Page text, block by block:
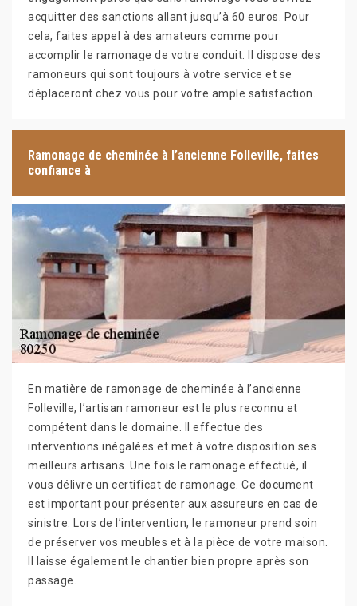
acquitter des sanctions allant jusqu’à 60 euros. Pour
cela, faites appel à des amateurs comme pour
accomplir le ramonage de votre conduit. Il dispose des
ramoneurs qui sont toujours à votre service et se
déplaceront chez vous pour votre ample satisfaction.
Ramonage de cheminée à l’ancienne Folleville, faites
confiance à
En matière de ramonage de cheminée à l’ancienne
Folleville, l’artisan ramoneur est le plus reconnu et
compétent dans le domaine. Il effectue des
interventions inégalées et met à votre disposition ses
meilleurs artisans. Une fois le ramonage effectué, il
vous délivre un certificat de ramonage. Ce document
est important pour présenter aux assureurs en cas de
sinistre. Lors de l’intervention, le ramoneur prend soin
de préserver vos meubles et à la pièce de votre maison.
Il laisse également le chantier bien propre après son
passage.